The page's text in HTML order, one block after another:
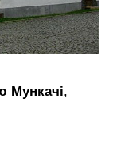
Мункачі,